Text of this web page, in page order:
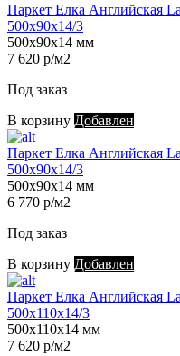
Паркет Елка Английская
500х90х14/3
500х90х14 мм
7 620 р/м2
Под заказ
В корзину Добавлен
Паркет Елка Английская
500х90х14/3
500х90х14 мм
6 770 р/м2
Под заказ
В корзину Добавлен
Паркет Елка Английская
500х110х14/3
500х110х14 мм
7 620 р/м2